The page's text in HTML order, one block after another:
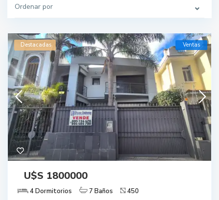
Ordenar por
Destacadas Ventas
U$S 1800000
4 Dormitorios 7 Baños 450